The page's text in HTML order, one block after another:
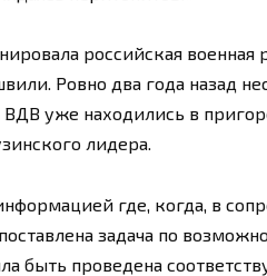
российская
Ровно два года назад
уже находились в
лидера.
где, когда, в
задача по
быть проведена